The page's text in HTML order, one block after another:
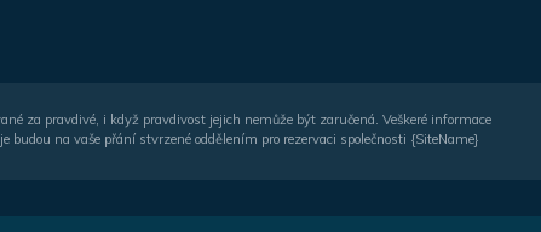
za pravdivé, i když pravdivost jejich nemůže být zaručená. Veškeré informace
na vaše přání stvrzené oddělením pro rezervaci společnosti {SiteName}